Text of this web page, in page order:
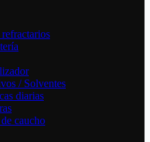
/ Solventes
diarias
caucho